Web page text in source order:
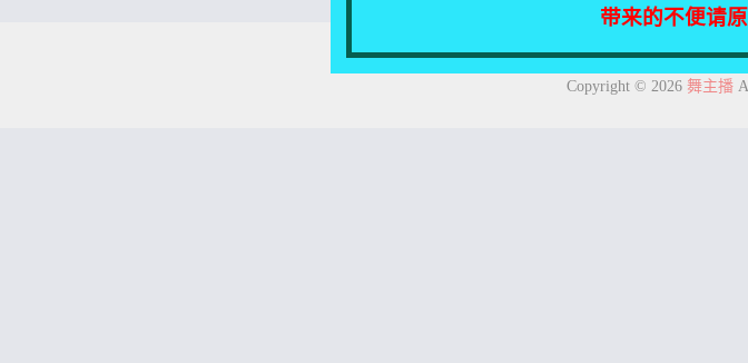
本站所有资源均收集自互联网，仅供个人欣赏交流，
Copyright © 2026 舞主播
带来的不便请